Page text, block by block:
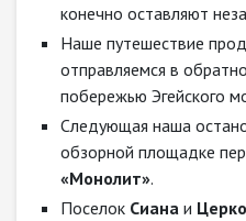
конечно оставляют
Наше путешествие
отправляемся в
побережью Эгейского
Следующая наша
обзорной площадке
«Монолит».
Поселок Сиана и